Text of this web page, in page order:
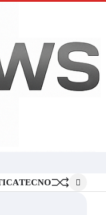
TECNO